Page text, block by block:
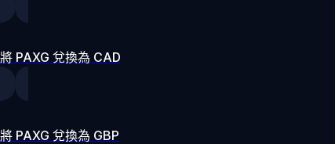
將 PAXG 兌換為 CAD
將 PAXG 兌換為 GBP